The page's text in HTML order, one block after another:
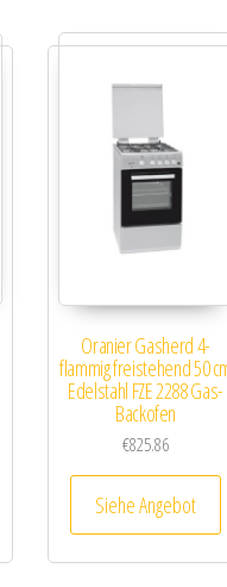
Oranier Gasherd 4-
flammig freistehend 50
Edelstahl FZE 2288 Gas-
Backofen
€825.86
Siehe Angebot